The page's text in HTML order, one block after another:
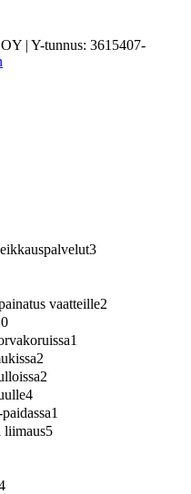
| Y-tunnus: 3615407-
3
vaatteille2
1
2
2
4
1
liimaus5